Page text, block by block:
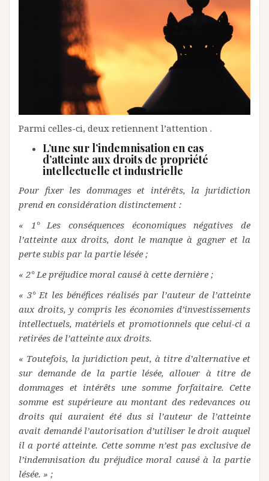
Parmi celles-ci, deux retiennent l’attention .
L’une sur l’indemnisation en cas
d’atteinte aux droits de propriété
intellectuelle et industrielle
Pour fixer les dommages et intérêts, la juridiction
prend en considération distinctement :
« 1° Les conséquences économiques négatives de
l’atteinte aux droits, dont le manque à gagner et la
perte subis par la partie lésée ;
« 2° Le préjudice moral causé à cette dernière ;
« 3° Et les bénéfices réalisés par l’auteur de l’atteinte
aux droits, y compris les économies d’investissements
intellectuels, matériels et promotionnels que celui-ci a
retirées de l’atteinte aux droits.
« Toutefois, la juridiction peut, à titre d’alternative et
sur demande de la partie lésée, allouer à titre de
dommages et intérêts une somme forfaitaire. Cette
somme est supérieure au montant des redevances ou
droits qui auraient été dus si l’auteur de l’atteinte
avait demandé l’autorisation d’utiliser le droit auquel
il a porté atteinte. Cette somme n’est pas exclusive de
l’indemnisation du préjudice moral causé à la partie
lésée. » ;